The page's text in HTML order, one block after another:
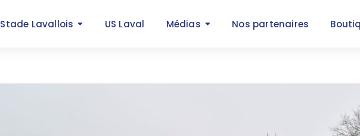
Stade Lavallois US Laval Médias Nos partenaires